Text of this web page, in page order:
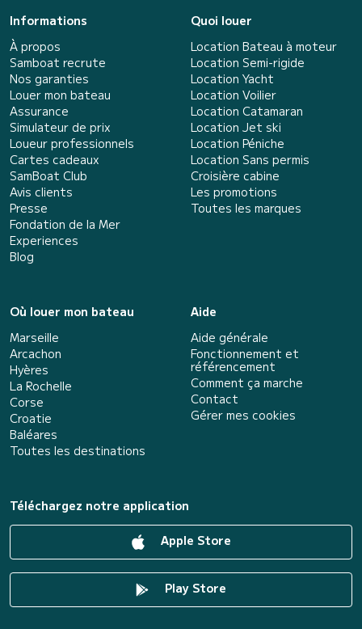
Informations
À propos
Samboat recrute
Nos garanties
Louer mon bateau
Assurance
Simulateur de prix
Loueur professionnels
Cartes cadeaux
SamBoat Club
Avis clients
Presse
Fondation de la Mer
Experiences
Blog
Quoi louer
Location Bateau à moteur
Location Semi-rigide
Location Yacht
Location Voilier
Location Catamaran
Location Jet ski
Location Péniche
Location Sans permis
Croisière cabine
Les promotions
Toutes les marques
Où louer mon bateau
Marseille
Arcachon
Hyères
La Rochelle
Corse
Croatie
Baléares
Toutes les destinations
Aide
Aide générale
Fonctionnement et
référencement
Comment ça marche
Contact
Gérer mes cookies
Téléchargez notre application
Apple Store
Play Store